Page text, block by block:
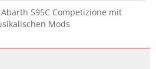
II
ESX HXE1200.1DV2 oder
will keinen Aktivwoofer)
6.2C
kriege ich theoretisch so
595C Competizione mit
Mods